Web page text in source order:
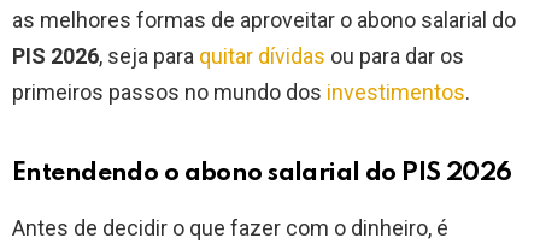
as melhores formas de aproveitar o abono salarial do
PIS 2026, seja para quitar dívidas ou para dar os
primeiros passos no mundo dos investimentos.
Entendendo o abono salarial do PIS 2026
Antes de decidir o que fazer com o dinheiro, é